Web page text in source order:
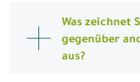
Was zeichnet
gegenüber
aus?